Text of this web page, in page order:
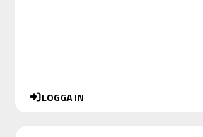
LOGGA IN